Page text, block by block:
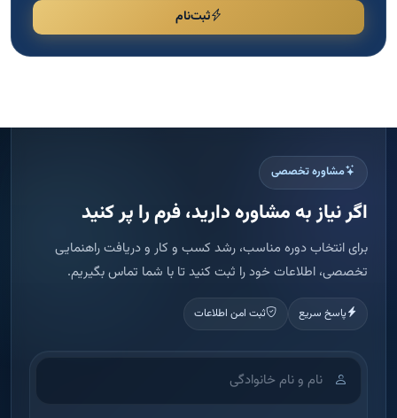
ثبت‌نام
مشاوره تخصصی
اگر نیاز به مشاوره دارید، فرم را پر کنید
برای انتخاب دوره مناسب، رشد کسب و کار و دریافت راهنمایی
تخصصی، اطلاعات خود را ثبت کنید تا با شما تماس بگیریم.
پاسخ سریع ثبت امن اطلاعات